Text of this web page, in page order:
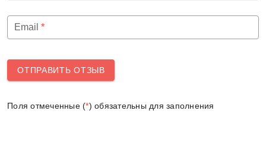
Email *
ОТПРАВИТЬ ОТЗЫВ
Поля отмеченные (*) обязательны для заполнения